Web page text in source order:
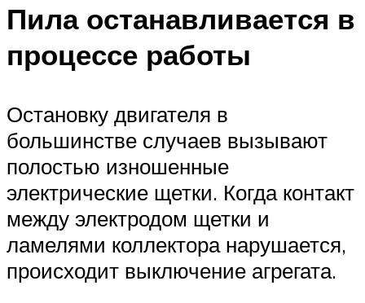
Пила останавливается в
процессе работы
Остановку двигателя в
большинстве случаев вызывают
полостью изношенные
электрические щетки. Когда контакт
между электродом щетки и
ламелями коллектора нарушается,
происходит выключение агрегата.